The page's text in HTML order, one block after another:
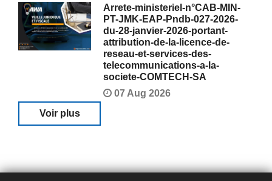
Arrete-ministeriel-n°CAB-MIN-
PT-JMK-EAP-Pndb-027-2026-
du-28-janvier-2026-portant-
attribution-de-la-licence-de-
reseau-et-services-des-
telecommunications-a-la-
societe-COMTECH-SA
07 Aug 2026
Voir plus